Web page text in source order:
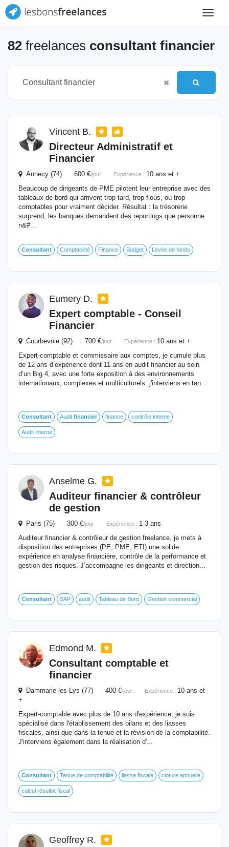
Toggle
82 freelances consultant financier
Vincent B.
Directeur Administratif et
Financier
Annecy (74) 600 €/jour Expérience : 10 ans et +
Beaucoup de dirigeants de PME pilotent leur entreprise avec des
tableaux de bord qui arrivent trop tard, trop flous, ou trop
comptables pour vraiment décider. Résultat : la trésorerie
surprend, les banques demandent des reportings que personne
n&#...
Consultant Comptabilité Finance Budget Levée de fonds
Eumery D.
Expert comptable - Conseil
Financier
Courbevoie (92) 700 €/jour Expérience : 10 ans et +
Expert-comptable et commissaire aux comptes, je cumule plus
de 12 ans d’expérience dont 11 ans en audit financier au sein
d’un Big 4, avec une forte exposition à des environnements
internationaux, complexes et multiculturels. j'interviens en tan...
Consultant Audit financier finance contrôle interne
Audit interne
Anselme G.
Auditeur financier & contrôleur
de gestion
Paris (75) 300 €/jour Expérience : 1-3 ans
Auditeur financier & contrôleur de gestion freelance, je mets à
disposition des entreprises (PE, PME, ETI) une solide
expérience en analyse financière, contrôle de la performance et
gestion des risques. J’accompagne les dirigeants et direction...
Consultant SAP audit Tableau de Bord Gestion commercial
Edmond M.
Consultant comptable et
financier
Dammarie-les-Lys (77) 400 €/jour Expérience : 10 ans et
+
Expert-comptable avec plus de 10 ans d'expérience, je suis
spécialisé dans l'établissement des bilans et des liasses
fiscales, ainsi que dans la tenue et la révision de la comptabilité.
J'interviens également dans la réalisation d'...
Consultant Tenue de comptabilité liasse fiscale cloture annuelle
calcul résultat fiscal
Geoffrey R.